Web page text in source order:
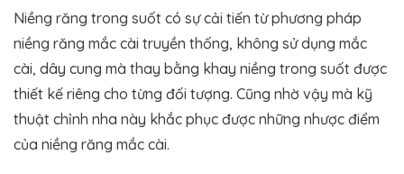
Niềng răng trong suốt có sự cải tiến từ phương pháp
niềng răng mắc cài truyền thống, không sử dụng mắc
cài, dây cung mà thay bằng khay niềng trong suốt được
thiết kế riêng cho từng đối tượng. Cũng nhờ vậy mà kỹ
thuật chỉnh nha này khắc phục được những nhược điểm
của niềng răng mắc cài.